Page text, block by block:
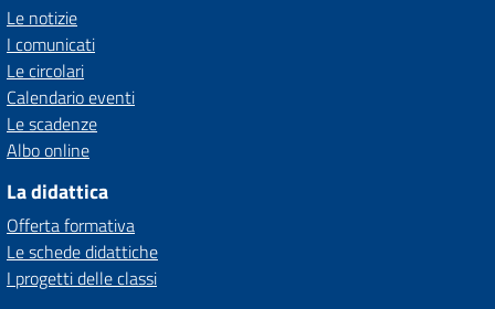
Le notizie
I comunicati
Le circolari
Calendario eventi
Le scadenze
Albo online
La didattica
Offerta formativa
Le schede didattiche
I progetti delle classi